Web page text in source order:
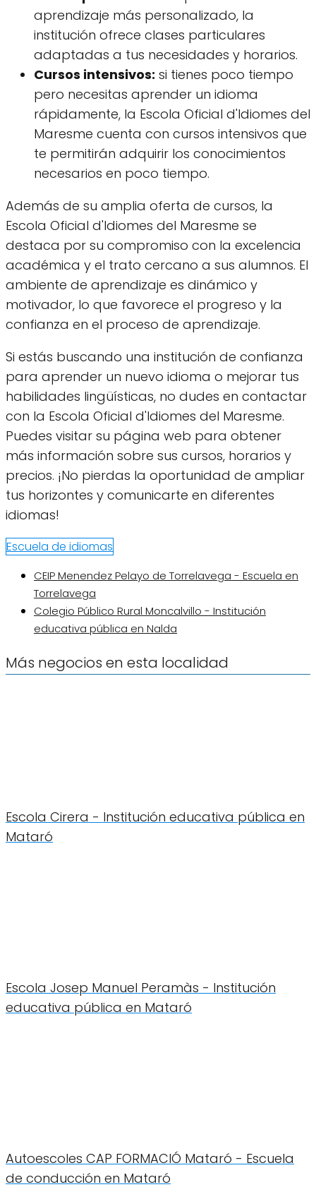
aprendizaje más personalizado, la
institución ofrece clases particulares
adaptadas a tus necesidades y horarios.
Cursos intensivos: si tienes poco tiempo
pero necesitas aprender un idioma
rápidamente, la Escola Oficial d'Idiomes del
Maresme cuenta con cursos intensivos que
te permitirán adquirir los conocimientos
necesarios en poco tiempo.
Además de su amplia oferta de cursos, la
Escola Oficial d'Idiomes del Maresme se
destaca por su compromiso con la excelencia
académica y el trato cercano a sus alumnos. El
ambiente de aprendizaje es dinámico y
motivador, lo que favorece el progreso y la
confianza en el proceso de aprendizaje.
Si estás buscando una institución de confianza
para aprender un nuevo idioma o mejorar tus
habilidades lingüísticas, no dudes en contactar
con la Escola Oficial d'Idiomes del Maresme.
Puedes visitar su página web para obtener
más información sobre sus cursos, horarios y
precios. ¡No pierdas la oportunidad de ampliar
tus horizontes y comunicarte en diferentes
idiomas!
Escuela de idiomas
CEIP Menendez Pelayo de Torrelavega - Escuela en
Torrelavega
Colegio Público Rural Moncalvillo - Institución
educativa pública en Nalda
Más negocios en esta localidad
Escola Cirera - Institución educativa pública en
Mataró
Escola Josep Manuel Peramàs - Institución
educativa pública en Mataró
Autoescoles CAP FORMACIÓ Mataró - Escuela
de conducción en Mataró